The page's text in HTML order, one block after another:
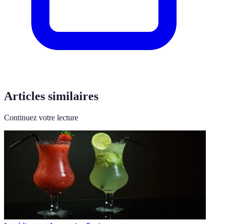
Articles similaires
Continuez votre lecture